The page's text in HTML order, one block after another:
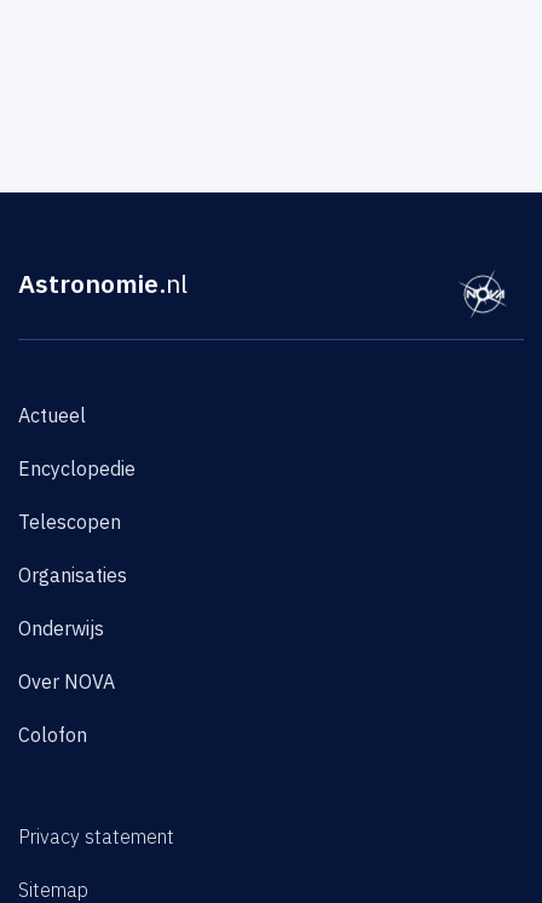
Astronomie.nl
Actueel
Encyclopedie
Telescopen
Organisaties
Onderwijs
Over NOVA
Colofon
Privacy statement
Sitemap